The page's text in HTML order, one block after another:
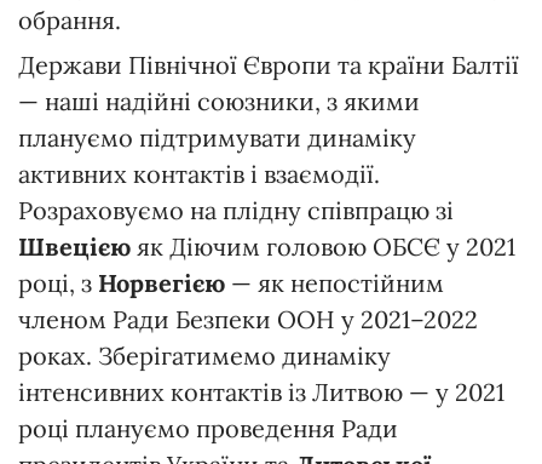
обрання.
Держави Північної Європи та країни Балтії
— наші надійні союзники, з якими
плануємо підтримувати динаміку
активних контактів і взаємодії.
Розраховуємо на плідну співпрацю зі
Швецією як Діючим головою ОБСЄ у 2021
році, з Норвегією — як непостійним
членом Ради Безпеки ООН у 2021–2022
роках. Зберігатимемо динаміку
інтенсивних контактів із Литвою — у 2021
році плануємо проведення Ради